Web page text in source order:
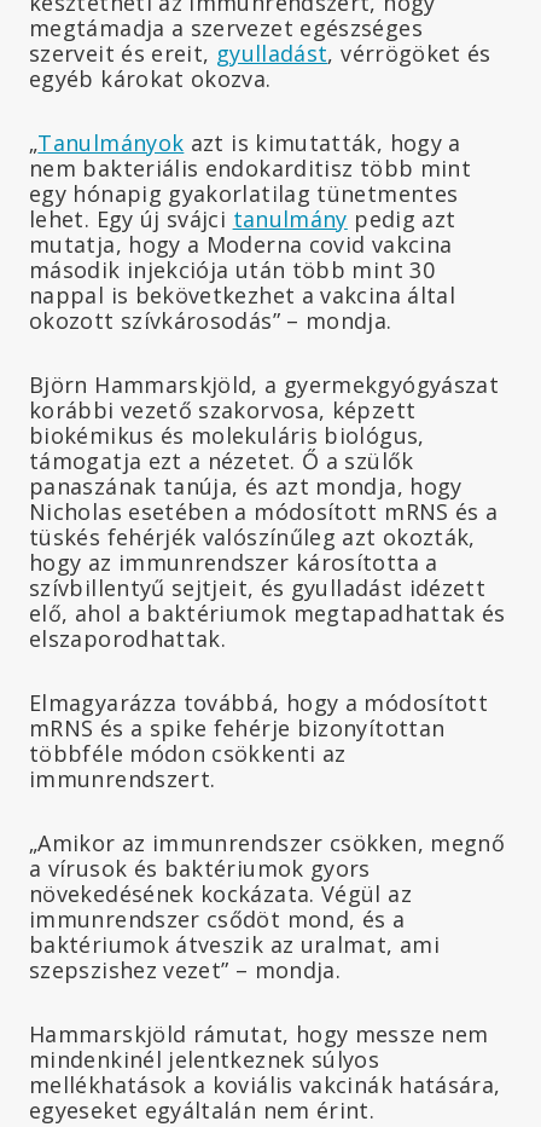
megtámadja a szervezet egészséges
szerveit és ereit, gyulladást, vérrögöket és
egyéb károkat okozva.
„Tanulmányok azt is kimutatták, hogy a
nem bakteriális endokarditisz több mint
egy hónapig gyakorlatilag tünetmentes
lehet. Egy új svájci tanulmány pedig azt
mutatja, hogy a Moderna covid vakcina
második injekciója után több mint 30
nappal is bekövetkezhet a vakcina által
okozott szívkárosodás” – mondja.
Björn Hammarskjöld, a gyermekgyógyászat
korábbi vezető szakorvosa, képzett
biokémikus és molekuláris biológus,
támogatja ezt a nézetet. Ő a szülők
panaszának tanúja, és azt mondja, hogy
Nicholas esetében a módosított mRNS és a
tüskés fehérjék valószínűleg azt okozták,
hogy az immunrendszer károsította a
szívbillentyű sejtjeit, és gyulladást idézett
elő, ahol a baktériumok megtapadhattak és
elszaporodhattak.
Elmagyarázza továbbá, hogy a módosított
mRNS és a spike fehérje bizonyítottan
többféle módon csökkenti az
immunrendszert.
„Amikor az immunrendszer csökken, megnő
a vírusok és baktériumok gyors
növekedésének kockázata. Végül az
immunrendszer csődöt mond, és a
baktériumok átveszik az uralmat, ami
szepszishez vezet” – mondja.
Hammarskjöld rámutat, hogy messze nem
mindenkinél jelentkeznek súlyos
mellékhatások a koviális vakcinák hatására,
egyeseket egyáltalán nem érint.